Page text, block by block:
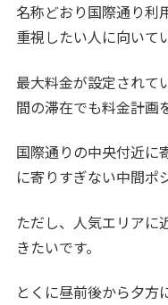
名称どおり国際通り利
重視したい人に向いて
最大料金が設定されて
間の滞在でも料金計画
国際通りの中央付近に
に寄りすぎない中間ポ
ただし、人気エリアに
きたいです。
とくに昼前後から夕方